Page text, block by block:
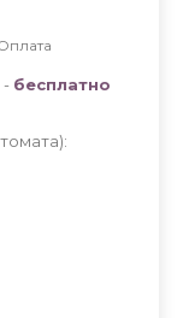
бесплатно